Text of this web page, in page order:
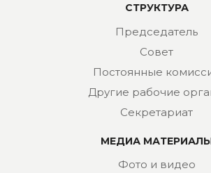
СТРУКТУРА
Председатель
Совет
Постоянные
Другие рабочие
Секретариат
МЕДИА
Фото и видео